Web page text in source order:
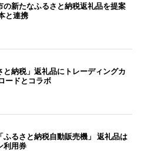
の新たなふるさと納税返礼品を提案
と連携
と納税」返礼品にトレーディングカ
ードとコラボ
ふるさと納税自動販売機」 返礼品は
利用券